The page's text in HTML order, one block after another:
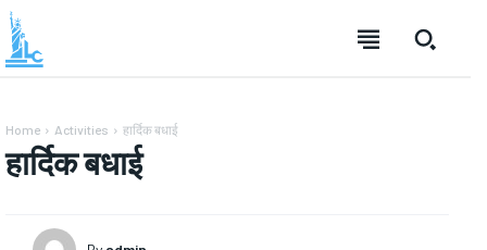
Home Activities हार्दिक बधाई
हार्दिक बधाई